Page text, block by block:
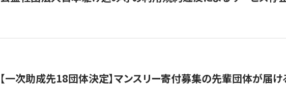
【一次助成先18団体決定】マンスリー寄付募集の先輩団体が届